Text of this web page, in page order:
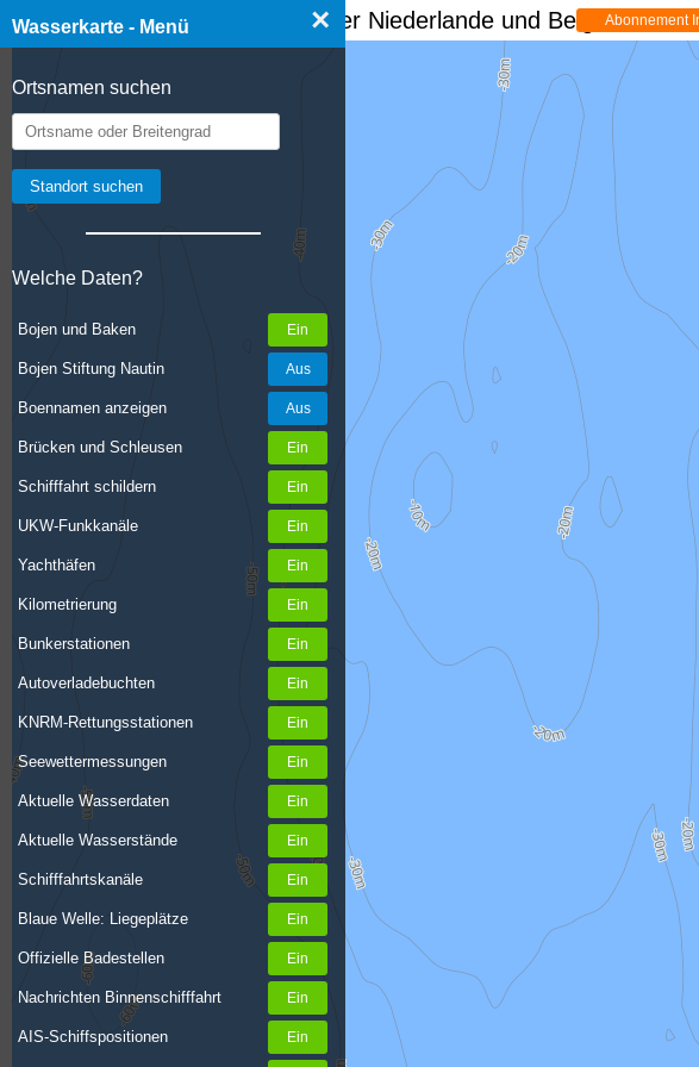
Wasserkarte - Menü ×
Ortsnamen suchen
Welche Daten?
Bojen und Baken
Bojen Stiftung Nautin
Boennamen anzeigen
Brücken und Schleusen
Schifffahrt schildern
UKW-Funkkanäle
Yachthäfen
Kilometrierung
Bunkerstationen
Autoverladebuchten
KNRM-Rettungsstationen
Seewettermessungen
Aktuelle Wasserdaten
Aktuelle Wasserstände
Schifffahrtskanäle
Blaue Welle: Liegeplätze
Offizielle Badestellen
Nachrichten Binnenschifffahrt
AIS-Schiffspositionen
☰ Wasserkarte Deutschland, der Niederlande und Belgien - Live